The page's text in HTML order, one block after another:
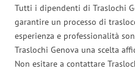
Tutti i dipendenti di Traslochi
garantire un processo di
esperienza e professionalità
Traslochi Genova una scelta
Non esitare a contattare